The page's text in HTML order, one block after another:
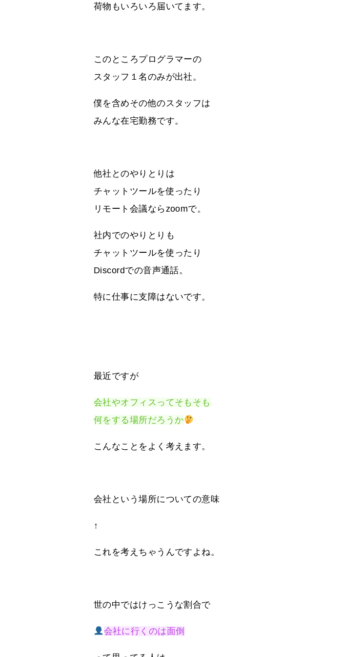
荷物もいろいろ届いてます。
このところプログラマーの
スタッフ１名のみが出社。
僕を含めその他のスタッフは
みんな在宅勤務です。
他社とのやりとりは
チャットツールを使ったり
リモート会議ならzoomで。
社内でのやりとりも
チャットツールを使ったり
Discordでの音声通話。
特に仕事に支障はないです。
最近ですが
会社やオフィスってそもそも
何をする場所だろうか
こんなことをよく考えます。
会社という場所についての意味
↑
これを考えちゃうんですよね。
世の中ではけっこうな割合で
会社に行くのは面倒